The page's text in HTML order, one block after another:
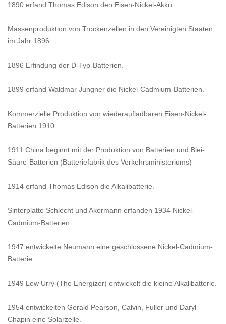
1890 erfand Thomas Edison den Eisen-Nickel-Akku
Massenproduktion von Trockenzellen in den Vereinigten Staaten
im Jahr 1896
1896 Erfindung der D-Typ-Batterien.
1899 erfand Waldmar Jungner die Nickel-Cadmium-Batterien.
Kommerzielle Produktion von wiederaufladbaren Eisen-Nickel-
Batterien 1910
1911 China beginnt mit der Produktion von Batterien und Blei-
Säure-Batterien (Batteriefabrik des Verkehrsministeriums)
1914 erfand Thomas Edison die Alkalibatterie.
Sinterplatte Schlecht und Akermann erfanden 1934 Nickel-
Cadmium-Batterien.
1947 entwickelte Neumann eine geschlossene Nickel-Cadmium-
Batterie.
1949 Lew Urry (The Energizer) entwickelt die kleine Alkalibatterie.
1954 entwickelten Gerald Pearson, Calvin, Fuller und Daryl
Chapin eine Solarzelle.